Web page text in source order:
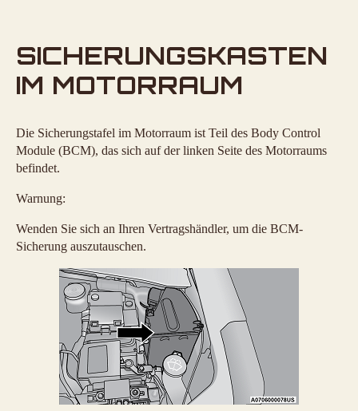
SICHERUNGSKASTEN
IM MOTORRAUM
Die Sicherungstafel im Motorraum ist Teil des Body Control
Module (BCM), das sich auf der linken Seite des Motorraums
befindet.
Warnung:
Wenden Sie sich an Ihren Vertragshändler, um die BCM-
Sicherung auszutauschen.